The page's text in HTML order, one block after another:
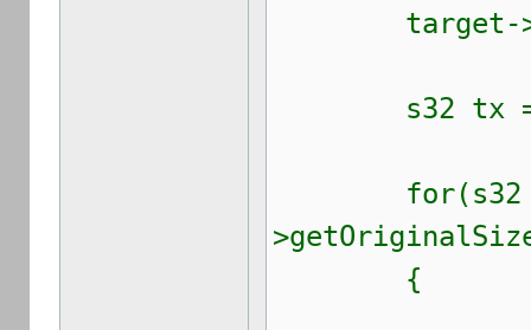
target-
s32 tx =
for(s32 x =
{